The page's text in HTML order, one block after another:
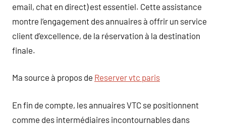
email, chat en direct) est essentiel. Cette assistance
montre l’engagement des annuaires à offrir un service
client d’excellence, de la réservation à la destination
finale.
Ma source à propos de Reserver vtc paris
En fin de compte, les annuaires VTC se positionnent
comme des intermédiaires incontournables dans